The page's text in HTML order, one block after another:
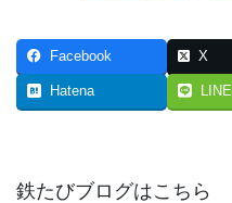
Facebook X
Hatena LINE
鉄たびブログはこちら